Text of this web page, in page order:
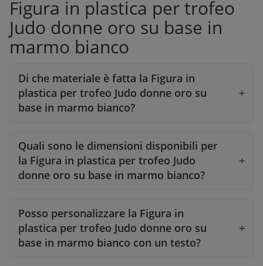
Figura in plastica per trofeo
Judo donne oro su base in
marmo bianco
Di che materiale è fatta la Figura in
plastica per trofeo Judo donne oro su
base in marmo bianco?
Quali sono le dimensioni disponibili per
la Figura in plastica per trofeo Judo
donne oro su base in marmo bianco?
Posso personalizzare la Figura in
plastica per trofeo Judo donne oro su
base in marmo bianco con un testo?